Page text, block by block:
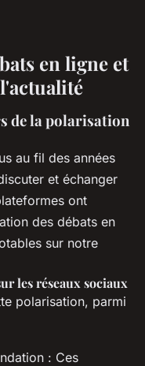
en ligne et
de la polarisation
au fil des années
et échanger
ont
des débats en
sur notre
les réseaux sociaux
polarisation, parmi
: Ces